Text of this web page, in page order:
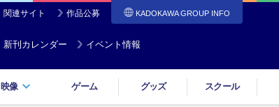
関連サイト 作品公募 KADOKAWA GROUP INFO
新刊カレンダー イベント情報
映像 ゲーム グッズ スクール